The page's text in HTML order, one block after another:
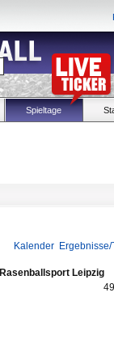
Spieltage
Kalender
Rasenballsport Leipzig